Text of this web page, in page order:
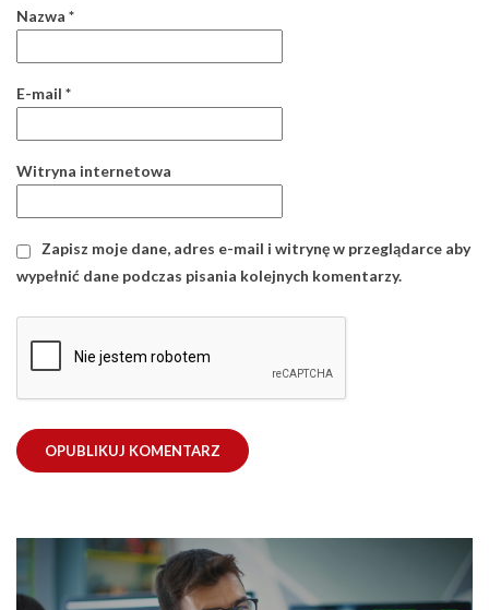
Nazwa *
E-mail *
Witryna internetowa
Zapisz moje dane, adres e-mail i witrynę w przeglądarce aby
wypełnić dane podczas pisania kolejnych komentarzy.